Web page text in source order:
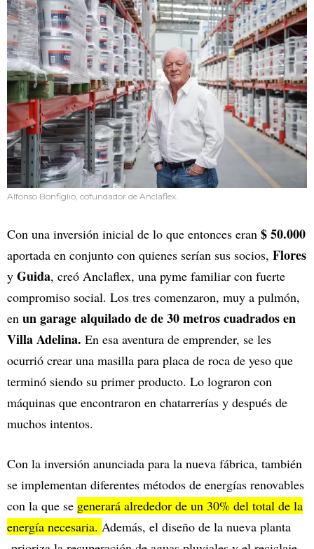
Alfonso Bonfiglio, cofundador de Anclaflex.
Con una inversión inicial de lo que entonces eran $ 50.000
aportada en conjunto con quienes serían sus socios, Flores
y Guida, creó Anclaflex, una pyme familiar con fuerte
compromiso social. Los tres comenzaron, muy a pulmón,
en un garage alquilado de de 30 metros cuadrados en
Villa Adelina. En esa aventura de emprender, se les
ocurrió crear una masilla para placa de roca de yeso que
terminó siendo su primer producto. Lo lograron con
máquinas que encontraron en chatarrerías y después de
muchos intentos.
Con la inversión anunciada para la nueva fábrica, también
se implementan diferentes métodos de energías renovables
con la que se generará alrededor de un 30% del total de la
energía necesaria. Además, el diseño de la nueva planta